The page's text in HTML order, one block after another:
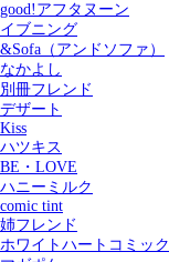
good!アフタヌーン
イブニング
&Sofa（アンドソファ）
なかよし
別冊フレンド
デザート
Kiss
ハツキス
BE・LOVE
ハニーミルク
comic tint
姉フレンド
ホワイトハートコミック